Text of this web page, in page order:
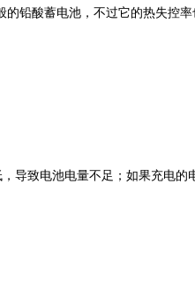
铅酸蓄电池，不过它的热失控
导致电池电量不足；如果充电